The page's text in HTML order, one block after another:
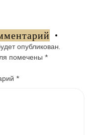
опубликован.
помечены *
*